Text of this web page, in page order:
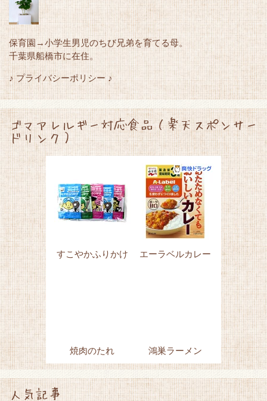
保育園→小学生男児のちび兄弟を育てる母。
千葉県船橋市に在住。
♪ プライバシーポリシー ♪
ゴマアレルギー対応食品（楽天スポンサー
ドリンク）
すこやかふりかけ エーラベルカレー
焼肉のたれ 鴻巣ラーメン
人気記事